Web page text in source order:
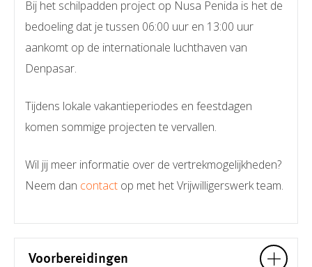
Bij het schilpadden project op Nusa Penida is het de
bedoeling dat je tussen 06:00 uur en 13:00 uur
aankomt op de internationale luchthaven van
Denpasar.
Tijdens lokale vakantieperiodes en feestdagen
komen sommige projecten te vervallen.
Wil jij meer informatie over de vertrekmogelijkheden?
Neem dan contact op met het Vrijwilligerswerk team.
Voorbereidingen